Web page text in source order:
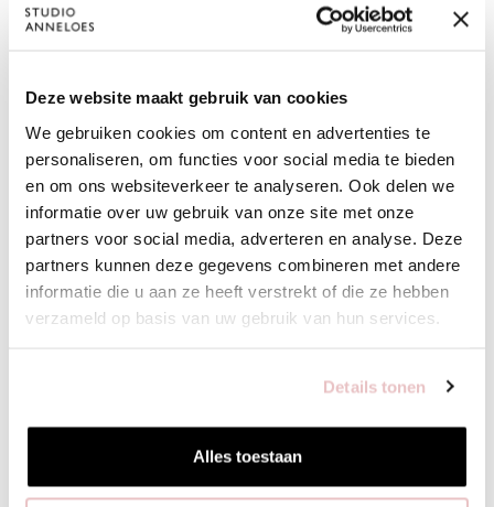
Deze website maakt gebruik van cookies
We gebruiken cookies om content en advertenties te
personaliseren, om functies voor social media te bieden
en om ons websiteverkeer te analyseren. Ook delen we
informatie over uw gebruik van onze site met onze
partners voor social media, adverteren en analyse. Deze
partners kunnen deze gegevens combineren met andere
informatie die u aan ze heeft verstrekt of die ze hebben
verzameld op basis van uw gebruik van hun services.
Details tonen
Alles toestaan
MITZIE LACE TOP - BUTTER YELLOW
XS S M L XL XXL
VOEG TOE
JEMY
XS